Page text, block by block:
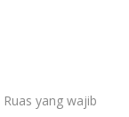
Ruas yang wajib